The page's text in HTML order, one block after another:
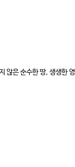
않은 순수한 땅, 생생한 영